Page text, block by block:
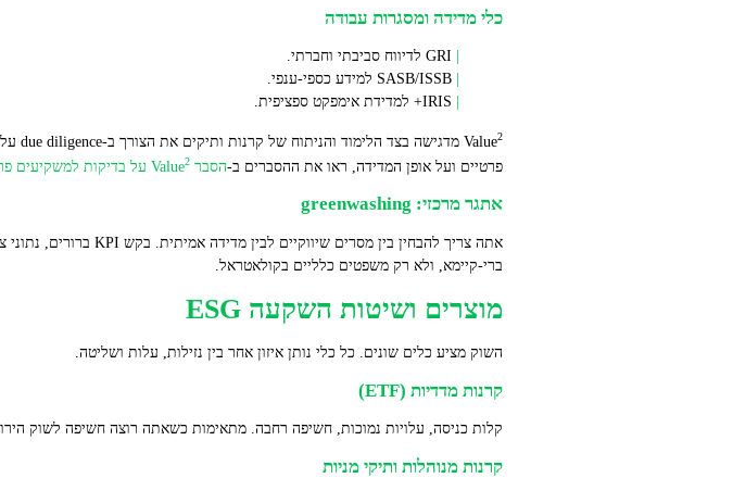
כלי מדידה ומסגרות עבודה
GRI לדיווח סביבתי וחברתי.
SASB/ISSB למידע כספי‑ענפי.
IRIS+ למדידת אימפקט ספציפית.
Value2
פרטיים ועל אופן המדידה, ראו את ההסברים ב‑הסבר Value 2 על בדיקות למשקיעים
אתגר מרכזי: greenwashing
ברי‑קיימא, ולא רק משפטים כלליים בקולאטראל.
מוצרים ושיטות השקעה ESG
השוק מציע כלים שונים. כל כלי נותן איזון אחר בין נזילות, עלות ושליטה.
קרנות מדדיות (ETF)
קלות כניסה, עלויות נמוכות, חשיפה רחבה. מתאימות כשאתה רוצה חשיפה לשוק
קרנות מנוהלות ותיקי מניות